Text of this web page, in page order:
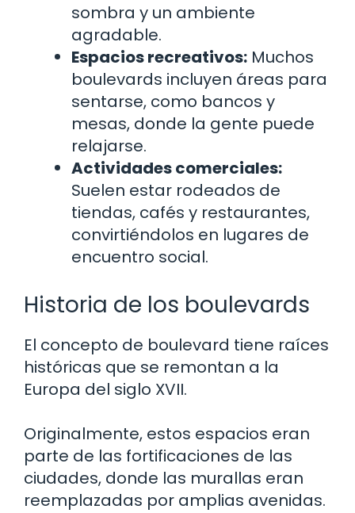
sombra y un ambiente
agradable.
Espacios recreativos: Muchos
boulevards incluyen áreas para
sentarse, como bancos y
mesas, donde la gente puede
relajarse.
Actividades comerciales:
Suelen estar rodeados de
tiendas, cafés y restaurantes,
convirtiéndolos en lugares de
encuentro social.
Historia de los boulevards
El concepto de boulevard tiene raíces
históricas que se remontan a la
Europa del siglo XVII.
Originalmente, estos espacios eran
parte de las fortificaciones de las
ciudades, donde las murallas eran
reemplazadas por amplias avenidas.